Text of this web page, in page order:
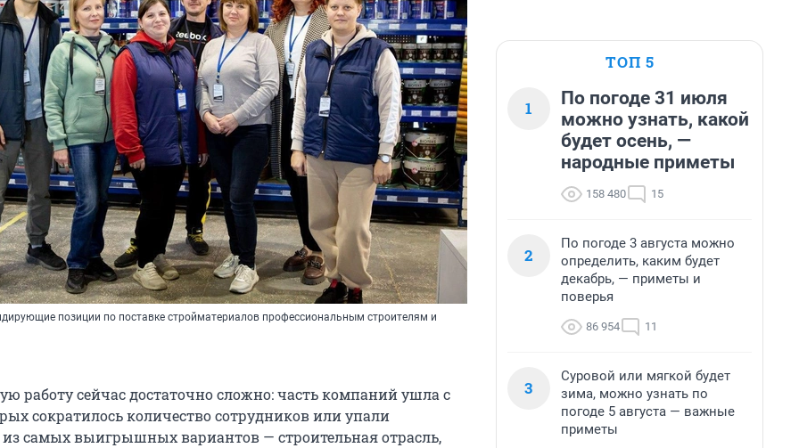
позиции по поставке стройматериалов профессиональным строителям и
работу сейчас достаточно сложно: часть компаний ушла с
сократилось количество сотрудников или упали
самых выигрышных вариантов — строительная отрасль,
ТОП 5
1
По погоде 31 июля
можно узнать, какой
будет осень, —
народные приметы
158 480 15
2
По погоде 3 августа можно
определить, каким будет
декабрь, — приметы и
поверья
86 954 11
3
Суровой или мягкой будет
зима, можно узнать по
погоде 5 августа — важные
приметы